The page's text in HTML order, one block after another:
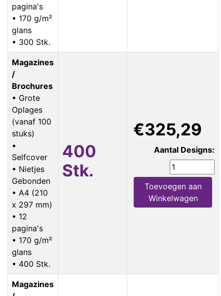
pagina's
• 170 g/m²
glans
• 300 Stk.
Magazines
/
Brochures
• Grote
Oplages
(vanaf 100
stuks)
•
Selfcover
• Nietjes
Gebonden
• A4 (210
x 297 mm)
• 12
pagina's
• 170 g/m²
glans
• 400 Stk.
400
Stk.
€325,29
Aantal Designs:
Toevoegen aan
Winkelwagen
Magazines